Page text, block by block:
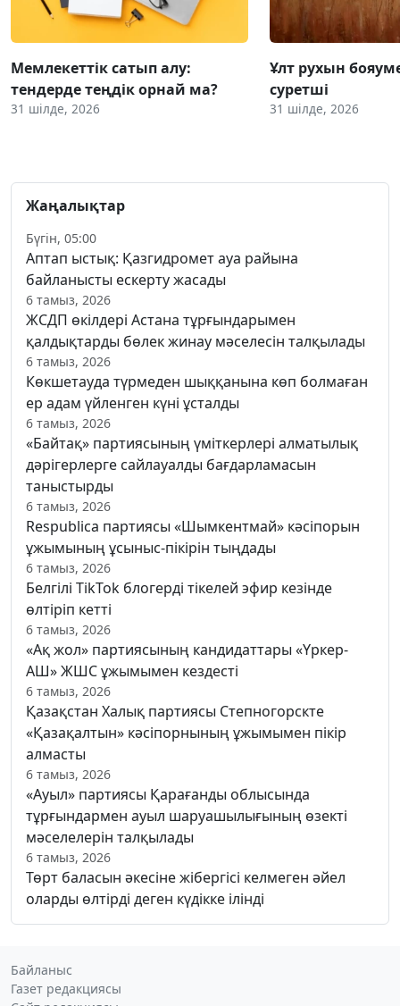
Мемлекеттік сатып алу:
тендерде теңдік орнай ма?
31 шілде, 2026
Ұлт рухын
суретші
31 шілде, 2026
Жаңалықтар
Бүгін, 05:00
Аптап ыстық: Қазгидромет ауа райына
байланысты ескерту жасады
6 тамыз, 2026
ЖСДП өкілдері Астана тұрғындарымен
қалдықтарды бөлек жинау мәселесін талқылады
6 тамыз, 2026
Көкшетауда түрмеден шыққанына көп болмаған
ер адам үйленген күні ұсталды
6 тамыз, 2026
«Байтақ» партиясының үміткерлері алматылық
дәрігерлерге сайлауалды бағдарламасын
таныстырды
6 тамыз, 2026
Respublica партиясы «Шымкентмай» кәсіпорын
ұжымының ұсыныс-пікірін тыңдады
6 тамыз, 2026
Белгілі TikTok блогерді тікелей эфир кезінде
өлтіріп кетті
6 тамыз, 2026
«Ақ жол» партиясының кандидаттары «Үркер-
АШ» ЖШС ұжымымен кездесті
6 тамыз, 2026
Қазақстан Халық партиясы Степногорскте
«Қазақалтын» кәсіпорнының ұжымымен пікір
алмасты
6 тамыз, 2026
«Ауыл» партиясы Қарағанды облысында
тұрғындармен ауыл шаруашылығының өзекті
мәселелерін талқылады
6 тамыз, 2026
Төрт баласын әкесіне жібергісі келмеген әйел
оларды өлтірді деген күдікке ілінді
Байланыс
Газет редакциясы